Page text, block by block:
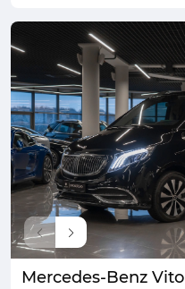
Mercedes-Benz Vito